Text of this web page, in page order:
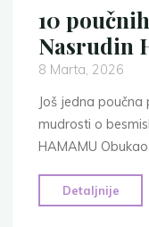
10
Nasrudin
8 Marta, 2026
Još jedna poučna
mudrosti o
HAMAMU
Detaljnije